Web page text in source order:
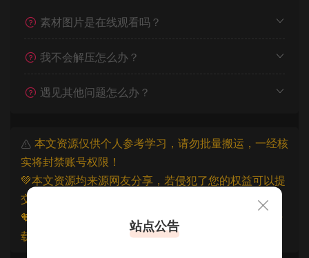
素材图片是在线观看吗？
我不会解压怎么办？
遇见其他问题怎么办？
本文资源仅供个人参考学习，请勿批量搬运，一经核
实将封禁账号权限！
💚本文资源均来源网友分享，若侵犯了您的权益可以提
交工单处理。
🧡原文链接：
https://www.znjfg.com/1360.html
，转
载请注明出处。
站点公告